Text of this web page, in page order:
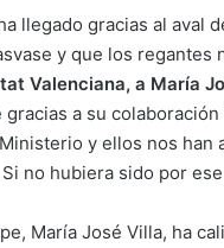
llegado gracias al aval
y que los regantes
Valenciana, a María
gracias a su
y ellos nos
no hubiera sido por
María José Villa, ha